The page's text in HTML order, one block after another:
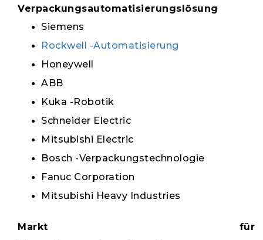
Verpackungsautomatisierungslösung
Siemens
Rockwell -Automatisierung
Honeywell
ABB
Kuka -Robotik
Schneider Electric
Mitsubishi Electric
Bosch -Verpackungstechnologie
Fanuc Corporation
Mitsubishi Heavy Industries
Markt für